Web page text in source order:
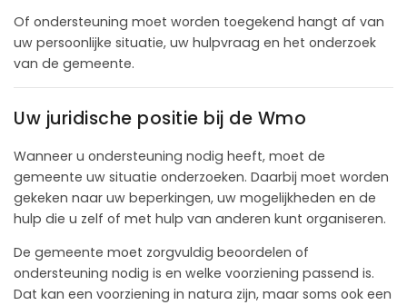
Of ondersteuning moet worden toegekend hangt af van
uw persoonlijke situatie, uw hulpvraag en het onderzoek
van de gemeente.
Uw juridische positie bij de Wmo
Wanneer u ondersteuning nodig heeft, moet de
gemeente uw situatie onderzoeken. Daarbij moet worden
gekeken naar uw beperkingen, uw mogelijkheden en de
hulp die u zelf of met hulp van anderen kunt organiseren.
De gemeente moet zorgvuldig beoordelen of
ondersteuning nodig is en welke voorziening passend is.
Dat kan een voorziening in natura zijn, maar soms ook een